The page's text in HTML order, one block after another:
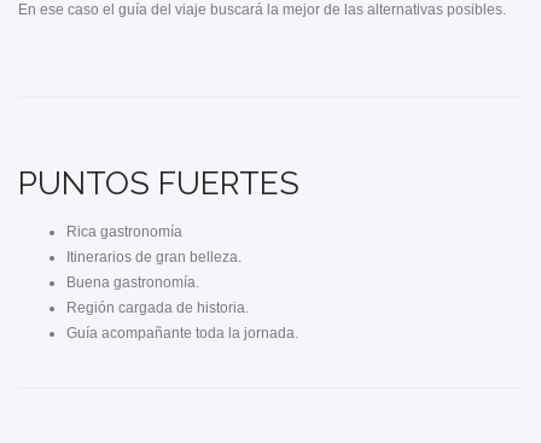
En ese caso el guía del viaje buscará la mejor de las alternativas posibles.
PUNTOS FUERTES
Rica gastronomía
Itinerarios de gran belleza.
Buena gastronomía.
Región cargada de historia.
Guía acompañante toda la jornada.